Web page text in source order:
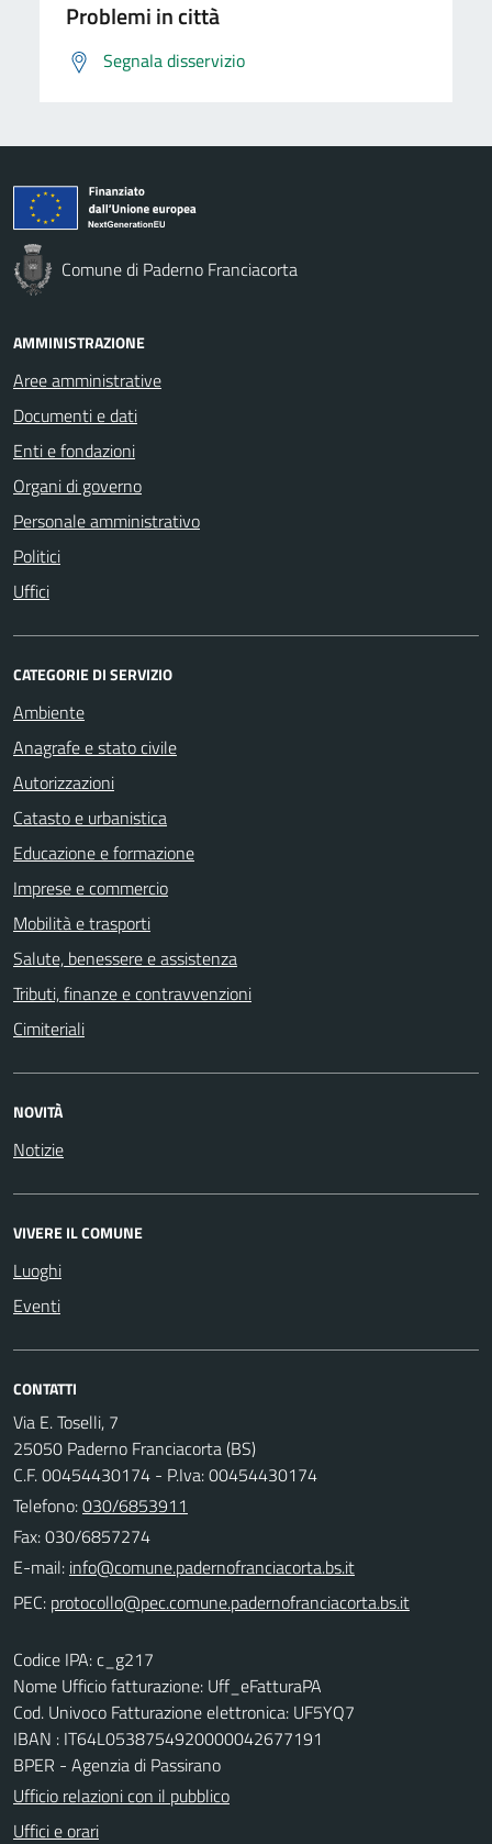
Problemi in città
Segnala disservizio
Comune di Paderno Franciacorta
AMMINISTRAZIONE
Aree amministrative
Documenti e dati
Enti e fondazioni
Organi di governo
Personale amministrativo
Politici
Uffici
CATEGORIE DI SERVIZIO
Ambiente
Anagrafe e stato civile
Autorizzazioni
Catasto e urbanistica
Educazione e formazione
Imprese e commercio
Mobilità e trasporti
Salute, benessere e assistenza
Tributi, finanze e contravvenzioni
Cimiteriali
NOVITÀ
Notizie
VIVERE IL COMUNE
Luoghi
Eventi
CONTATTI
Via E. Toselli, 7
25050 Paderno Franciacorta (BS)
C.F. 00454430174 - P.Iva: 00454430174
Telefono:030/6853911
Fax: 030/6857274
E-mail:
PEC:
Codice IPA: c_g217
Nome Ufficio fatturazione: Uff_eFatturaPA
Cod. Univoco Fatturazione elettronica: UF5YQ7
IBAN : IT64L0538754920000042677191
BPER - Agenzia di Passirano
Ufficio relazioni con il pubblico
Uffici e orari